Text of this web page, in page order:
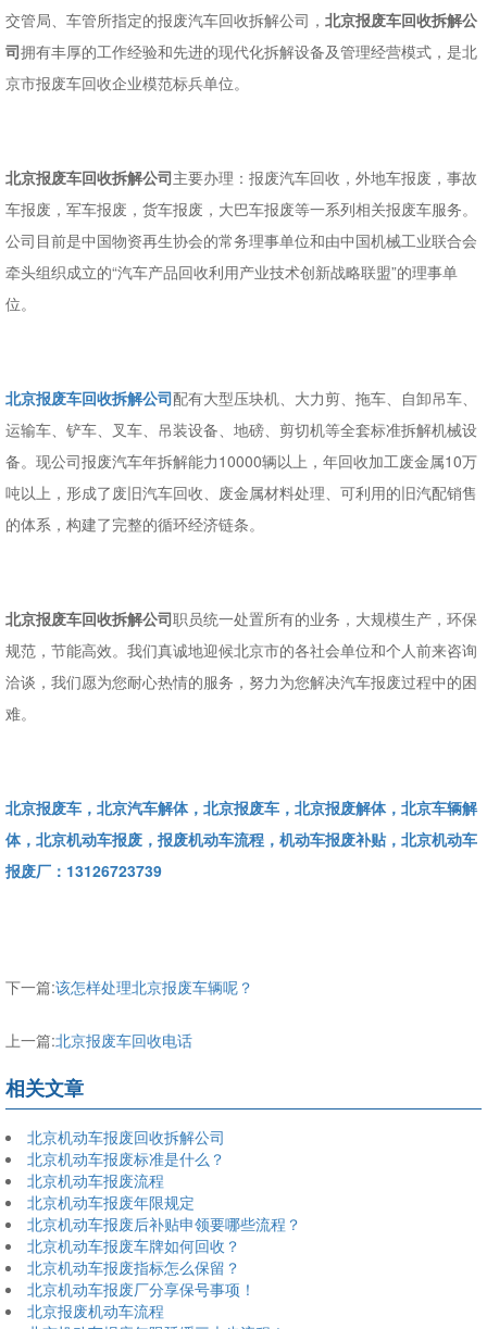
交管局、车管所指定的报废汽车回收拆解公司， 北京报废车回收拆解公
司拥有丰厚的工作经验和先进的现代化拆解设备及管理经营模式，是北
京市报废车回收企业模范标兵单位。
北京报废车回收拆解公司主要办理：报废汽车回收，外地车报废，事故
车报废，军车报废，货车报废，大巴车报废等一系列相关报废车服务。
公司目前是中国物资再生协会的常务理事单位和由中国机械工业联合会
牵头组织成立的“汽车产品回收利用产业技术创新战略联盟”的理事单
位。
北京报废车回收拆解公司配有大型压块机、大力剪、拖车、自卸吊车、
运输车、铲车、叉车、吊装设备、地磅、剪切机等全套标准拆解机械设
备。现公司报废汽车年拆解能力10000辆以上，年回收加工废金属10万
吨以上，形成了废旧汽车回收、废金属材料处理、可利用的旧汽配销售
的体系，构建了完整的循环经济链条。
北京报废车回收拆解公司职员统一处置所有的业务，大规模生产，环保
规范，节能高效。我们真诚地迎候北京市的各社会单位和个人前来咨询
洽谈，我们愿为您耐心热情的服务，努力为您解决汽车报废过程中的困
难。
北京报废车，北京汽车解体，北京报废车，北京报废解体，北京车辆解
体，北京机动车报废，报废机动车流程，机动车报废补贴，北京机动车
报废厂：13126723739
下一篇:该怎样处理北京报废车辆呢？
上一篇:北京报废车回收电话
相关文章
北京机动车报废回收拆解公司
北京机动车报废标准是什么？
北京机动车报废流程
北京机动车报废年限规定
北京机动车报废后补贴申领要哪些流程？
北京机动车报废车牌如何回收？
北京机动车报废指标怎么保留？
北京机动车报废厂分享保号事项！
北京报废机动车流程